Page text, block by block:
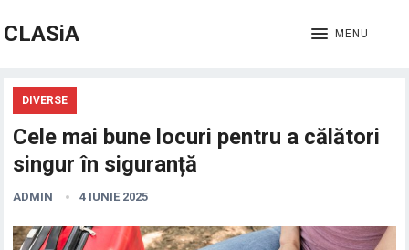
CLASiA MENU
DIVERSE
Cele mai bune locuri pentru a călători
singur în siguranță
ADMIN 4 IUNIE 2025